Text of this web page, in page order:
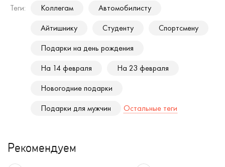
Теги: Коллегам
Автомобилисту
Айтишнику
Студенту
Спортсмену
Подарки на день рождения
На 14 февраля
На 23 февраля
Новогодние подарки
Подарки для мужчин
Остальные теги
Рекомендуем